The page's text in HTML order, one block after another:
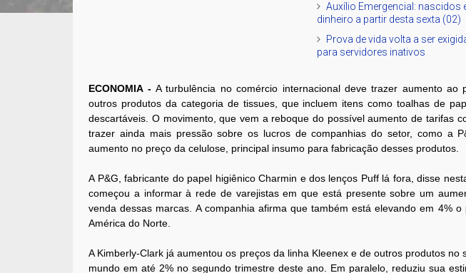
Auxílio Emergencial: nascidos
dinheiro a partir desta sexta (02)
Prova de vida volta a ser
para servidores inativos
ECONOMIA - A turbulência no comércio internacional deve trazer aumento ao
outros produtos da categoria de tissues, que incluem itens como toalhas de
descartáveis. O movimento, que vem a reboque do possível aumento de tarifas
trazer ainda mais pressão sobre os lucros de companhias do setor, como a
aumento no preço da celulose, principal insumo para fabricação desses produtos.
A P&G, fabricante do papel higiênico Charmin e dos lenços Puff lá fora, disse
começou a informar à rede de varejistas em que está presente sobre um
venda dessas marcas. A companhia afirma que também está elevando em 4%
América do Norte.
A Kimberly-Clark já aumentou os preços da linha Kleenex e de outros produtos no
mundo em até 2% no segundo trimestre deste ano. Em paralelo, reduziu sua